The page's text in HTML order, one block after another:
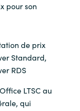
pour son
de prix
Standard,
RDS
LTSC au
qui